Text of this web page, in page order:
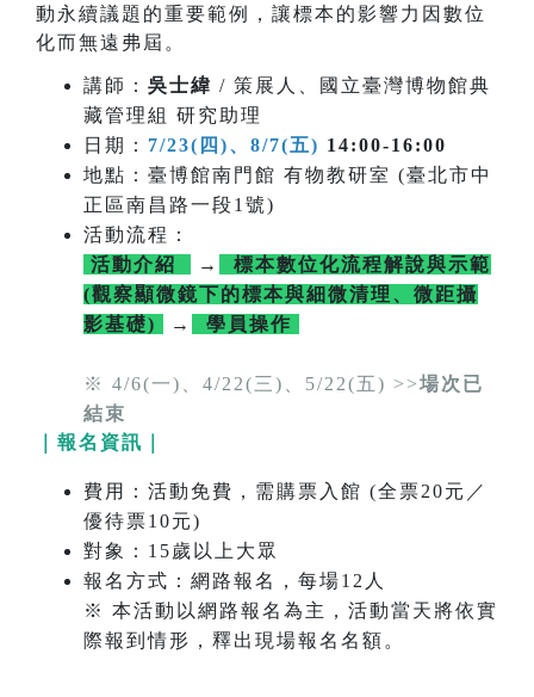
動永續議題的重要範例，讓標本的影響力因數位
化而無遠弗屆。
講師： 吳士緯 / 策展人、國立臺灣博物館典
藏管理組 研究助理
日期： 7/23(四)、8/7(五) 14:00-16:00
地點：臺博館南門館 有物教研室 (臺北市中
正區南昌路一段1號)
活動流程：
活動介紹
→
標本數位化流程解說與示範
(觀察顯微鏡下的標本與細微清理、微距攝
影基礎)
→ 學員操作
※ 4/6(一)、4/22(三)、5/22(五) >>場次已
結束
｜報名資訊｜
費用：活動免費，需購票入館 (全票20元／
優待票10元)
對象：15歲以上大眾
報名方式：網路報名，每場12人
※ 本活動以網路報名為主，活動當天將依實
際報到情形，釋出現場報名名額。